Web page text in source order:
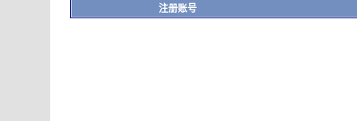
注册账号